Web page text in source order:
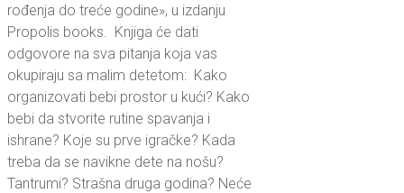
rođenja do treće godine», u izdanju
Propolis books.
Knjiga će dati
odgovore na sva pitanja koja vas
okupiraju sa malim detetom: Kako
organizovati bebi prostor u kući? Kako
bebi da stvorite rutine spavanja i
ishrane? Koje su prve igračke? Kada
treba da se navikne dete na nošu?
Tantrumi? Strašna druga godina? Neće